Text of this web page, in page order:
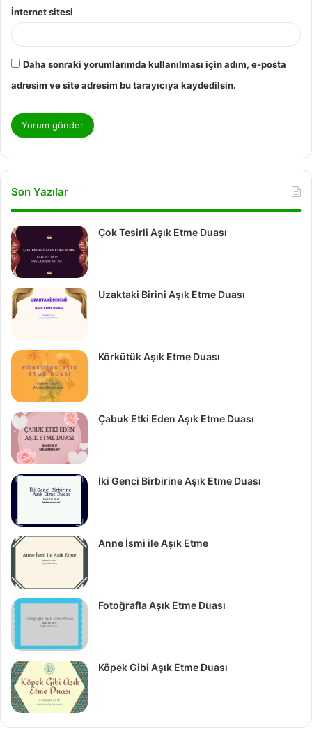
İnternet sitesi
Daha sonraki yorumlarımda kullanılması için adım, e-posta
adresim ve site adresim bu tarayıcıya kaydedilsin.
Son Yazılar
Çok Tesirli Aşık Etme Duası
Uzaktaki Birini Aşık Etme Duası
Körkütük Aşık Etme Duası
Çabuk Etki Eden Aşık Etme Duası
İki Genci Birbirine Aşık Etme Duası
Anne İsmi ile Aşık Etme
Fotoğrafla Aşık Etme Duası
Köpek Gibi Aşık Etme Duası